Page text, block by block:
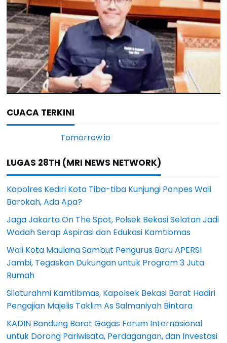
CUACA TERKINI
LUGAS 28TH (MRI NEWS NETWORK)
Kapolres Kediri Kota Tiba-tiba Kunjungi Ponpes Wali
Barokah, Ada Apa?
Jaga Jakarta On The Spot, Polsek Bekasi Selatan Jadi
Wadah Serap Aspirasi dan Edukasi Kamtibmas
Wali Kota Maulana Sambut Pengurus Baru APERSI
Jambi, Tegaskan Dukungan untuk Program 3 Juta
Rumah
Silaturahmi Kamtibmas, Kapolsek Bekasi Barat Hadiri
Pengajian Majelis Taklim As Salmaniyah Bintara
KADIN Bandung Barat Gagas Forum Internasional
untuk Dorong Pariwisata, Perdagangan, dan Investasi